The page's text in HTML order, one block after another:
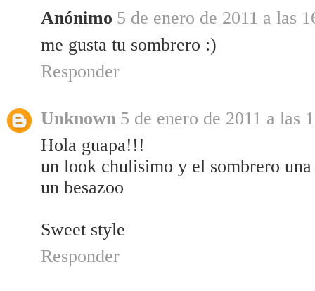
Anónimo 5 de enero de 2011 a las
me gusta tu sombrero :)
Responder
Unknown 5 de enero de 2011 a las
Hola guapa!!!
un look chulisimo y el sombrero
un besazoo
Sweet style
Responder